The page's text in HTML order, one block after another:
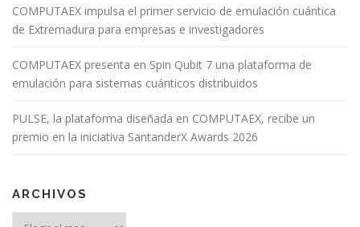
COMPUTAEX impulsa el primer servicio de emulación cuántica
de Extremadura para empresas e investigadores
COMPUTAEX presenta en Spin Qubit 7 una plataforma de
emulación para sistemas cuánticos distribuidos
PULSE, la plataforma diseñada en COMPUTAEX, recibe un
premio en la iniciativa SantanderX Awards 2026
ARCHIVOS